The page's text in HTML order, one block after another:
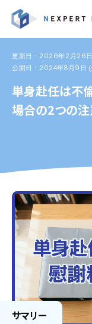
更新日：2026年2月26
公開日：2024年8月9日 (
単身赴任は不
場合の2つの
サマリー